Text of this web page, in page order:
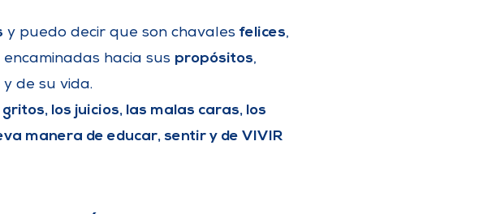
y puedo decir que son chavalesfelices,
hacia sus propósitos,
de su vida.
los juicios, las malas caras, los
manera de educar, sentir y de VIVIR